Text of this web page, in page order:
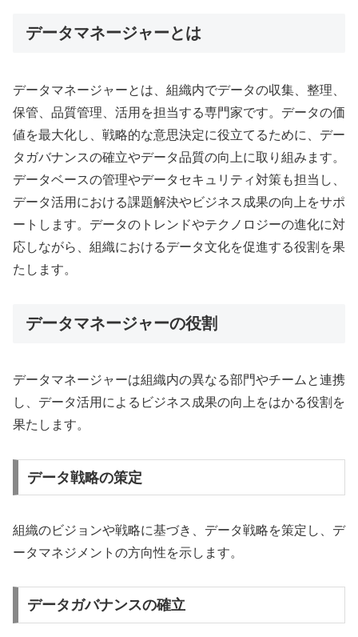
データマネージャーとは
データマネージャーとは、組織内でデータの収集、整理、
保管、品質管理、活用を担当する専門家です。データの価
値を最大化し、戦略的な意思決定に役立てるために、デー
タガバナンスの確立やデータ品質の向上に取り組みます。
データベースの管理やデータセキュリティ対策も担当し、
データ活用における課題解決やビジネス成果の向上をサポ
ートします。データのトレンドやテクノロジーの進化に対
応しながら、組織におけるデータ文化を促進する役割を果
たします。
データマネージャーの役割
データマネージャーは組織内の異なる部門やチームと連携
し、データ活用によるビジネス成果の向上をはかる役割を
果たします。
データ戦略の策定
組織のビジョンや戦略に基づき、データ戦略を策定し、デ
ータマネジメントの方向性を示します。
データガバナンスの確立